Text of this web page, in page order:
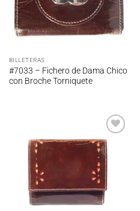
BILLETERAS
#7033 – Fichero de Dama Chico
con Broche Torniquete
Añadir
a la
lista de
deseos